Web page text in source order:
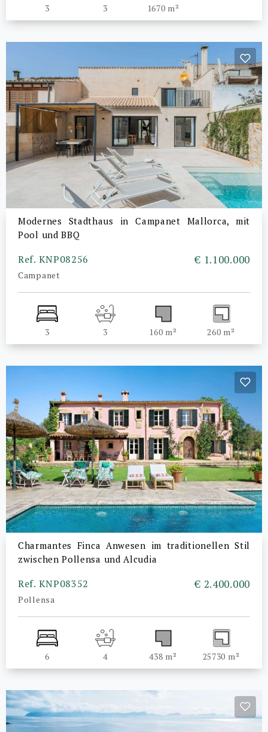
3 3 1670 m²
Modernes Stadthaus in Campanet Mallorca, mit
Pool und BBQ
Ref. KNP08256
Campanet
€ 1.100.000
3 3 160 m² 260 m²
Charmantes Finca Anwesen im traditionellen Stil
zwischen Pollensa und Alcudia
Ref. KNP08352
Pollensa
€ 2.400.000
6 4 438 m² 25730 m²